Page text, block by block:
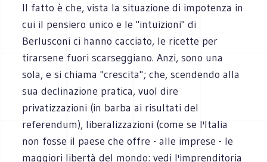
Il fatto è che, vista la situazione di impotenza in
cui il pensiero unico e le "intuizioni" di
Berlusconi ci hanno cacciato, le ricette per
tirarsene fuori scarseggiano. Anzi, sono una
sola, e si chiama "crescita"; che, scendendo alla
sua declinazione pratica, vuol dire
privatizzazioni (in barba ai risultati del
referendum), liberalizzazioni (come se l'Italia
non fosse il paese che offre - alle imprese - le
maggiori libertà del mondo: vedi l'imprenditoria